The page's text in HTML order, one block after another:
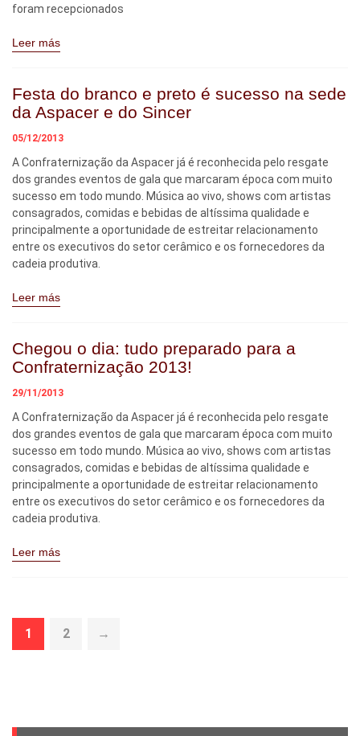
foram recepcionados
Leer más
Festa do branco e preto é sucesso na sede
da Aspacer e do Sincer
05/12/2013
A Confraternização da Aspacer já é reconhecida pelo resgate
dos grandes eventos de gala que marcaram época com muito
sucesso em todo mundo. Música ao vivo, shows com artistas
consagrados, comidas e bebidas de altíssima qualidade e
principalmente a oportunidade de estreitar relacionamento
entre os executivos do setor cerâmico e os fornecedores da
cadeia produtiva.
Leer más
Chegou o dia: tudo preparado para a
Confraternização 2013!
29/11/2013
A Confraternização da Aspacer já é reconhecida pelo resgate
dos grandes eventos de gala que marcaram época com muito
sucesso em todo mundo. Música ao vivo, shows com artistas
consagrados, comidas e bebidas de altíssima qualidade e
principalmente a oportunidade de estreitar relacionamento
entre os executivos do setor cerâmico e os fornecedores da
cadeia produtiva.
Leer más
1 2 →